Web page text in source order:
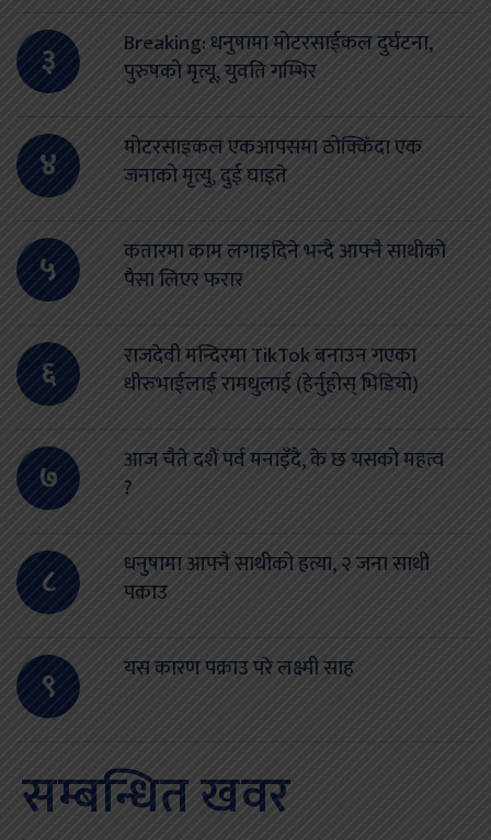
३
Breaking: धनुषामा मोटरसाईकल दुर्घटना,
पुरुषको मृत्यू, युवति गम्भिर
४
मोटरसाइकल एकआपसमा ठोक्किँदा एक
जनाको मृत्यु, दुई घाइते
५
कतारमा काम लगाइदिने भन्दै आफ्नै साथीको
पैसा लिएर फरार
६
राजदेवी मन्दिरमा TikTok बनाउन गएका
धीरुभाईलाई रामधुलाई (हेर्नुहोस् भिडियो)
७
आज चैते दशैं पर्व मनाइँदै, के छ यसको महत्व
?
८
धनुषामा आफ्नै साथीको हत्या, २ जना साथी
पक्राउ
९ यस कारण पक्राउ परे लक्ष्मी साह
सम्बन्धित खवर